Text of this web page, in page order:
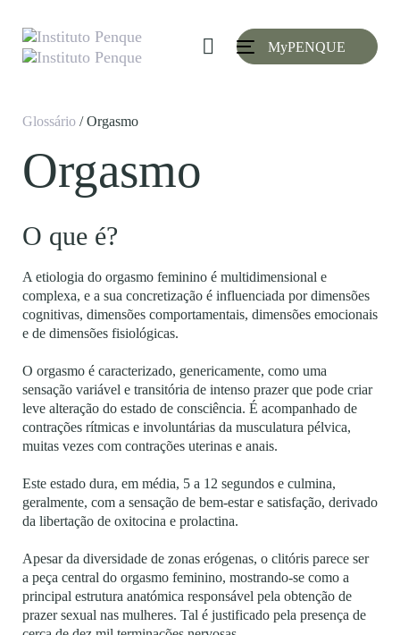
links to
primary
navigation
content
Toggle
MyPENQUE
Glossário / Orgasmo
Orgasmo
O que é?
A etiologia do orgasmo feminino é multidimensional e
complexa, e a sua concretização é influenciada por dimensões
cognitivas, dimensões comportamentais, dimensões emocionais
e de dimensões fisiológicas.
O orgasmo é caracterizado, genericamente, como uma
sensação variável e transitória de intenso prazer que pode criar
leve alteração do estado de consciência. É acompanhado de
contrações rítmicas e involuntárias da musculatura pélvica,
muitas vezes com contrações uterinas e anais.
Este estado dura, em média, 5 a 12 segundos e culmina,
geralmente, com a sensação de bem-estar e satisfação, derivado
da libertação de oxitocina e prolactina.
Apesar da diversidade de zonas erógenas, o clitóris parece ser
a peça central do orgasmo feminino, mostrando-se como a
principal estrutura anatómica responsável pela obtenção de
prazer sexual nas mulheres. Tal é justificado pela presença de